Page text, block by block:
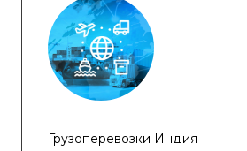
Грузоперевозки Индия